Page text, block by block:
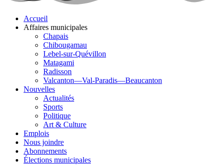
Accueil
Affaires municipales
Chapais
Chibougamau
Lebel-sur-Quévillon
Matagami
Radisson
Valcanton—Val-Paradis—Beaucanton
Nouvelles
Actualités
Sports
Politique
Art & Culture
Emplois
Nous joindre
Abonnements
Élections municipales